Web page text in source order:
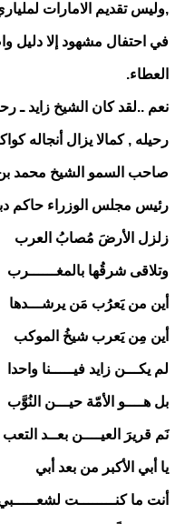
,وليس تقديم الامارات
في احتفال مشهود إلا دليل
العطاء.
نعم ..لقد كان الشيخ زايد ـ
رحيله , كمالا يزال أنجاله
صاحب السمو الشيخ محمد
رئيس مجلس الوزراء حاكم
زلزل الأرضَ مُصابُ العرب
وتلاقى شرقُها بالمغــــــرب
أين من يَعرُب مَن يرشـــدها
أين مِن يَعرب شيخُ الموكب
لم يكـــن زايد فيـــــنا واحدا
بل هــــو الأمّة حيـــن النُوَّب
نَم قريرَ العيــــن بعــد التعب
يا أبي الأكبر من بعد أبي
أنت ما كنــــــــت لشعـــــبي